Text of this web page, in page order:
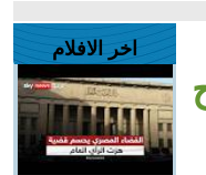
اخر الافلام